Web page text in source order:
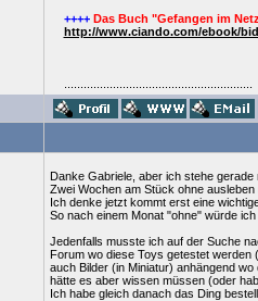
++++ Das Buch "Gefangen im
http://www.ciando.com/ebook/
Danke Gabriele, aber ich stehe gerade
Zwei Wochen am Stück ohne
Ich denke jetzt kommt erst eine
So nach einem Monat "ohne" würde
Jedenfalls musste ich auf der Suche
Forum wo diese Toys getestet werden
auch Bilder (in Miniatur) anhängend
hätte es aber wissen müssen (oder
Ich habe gleich danach das Ding